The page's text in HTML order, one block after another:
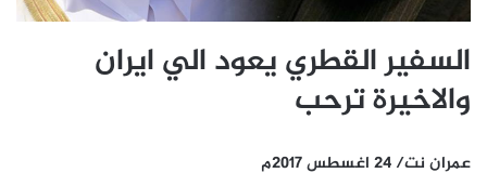
السفير القطري يعود الي ايران
والاخيرة ترحب
عمران نت/ 24 اغسطس 2017م